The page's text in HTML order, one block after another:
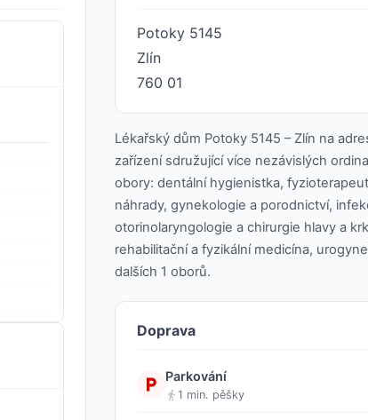
Potoky 5145
Zlín
760 01
Lékařský dům Potoky 5145 – Zlín na
zařízení sdružující více nezávislých
obory: dentální hygienistka,
náhrady, gynekologie a porodnictví,
otorinolaryngologie a chirurgie hlavy a
rehabilitační a fyzikální medicína,
dalších 1 oborů.
Doprava
Parkování
1 min. pěšky